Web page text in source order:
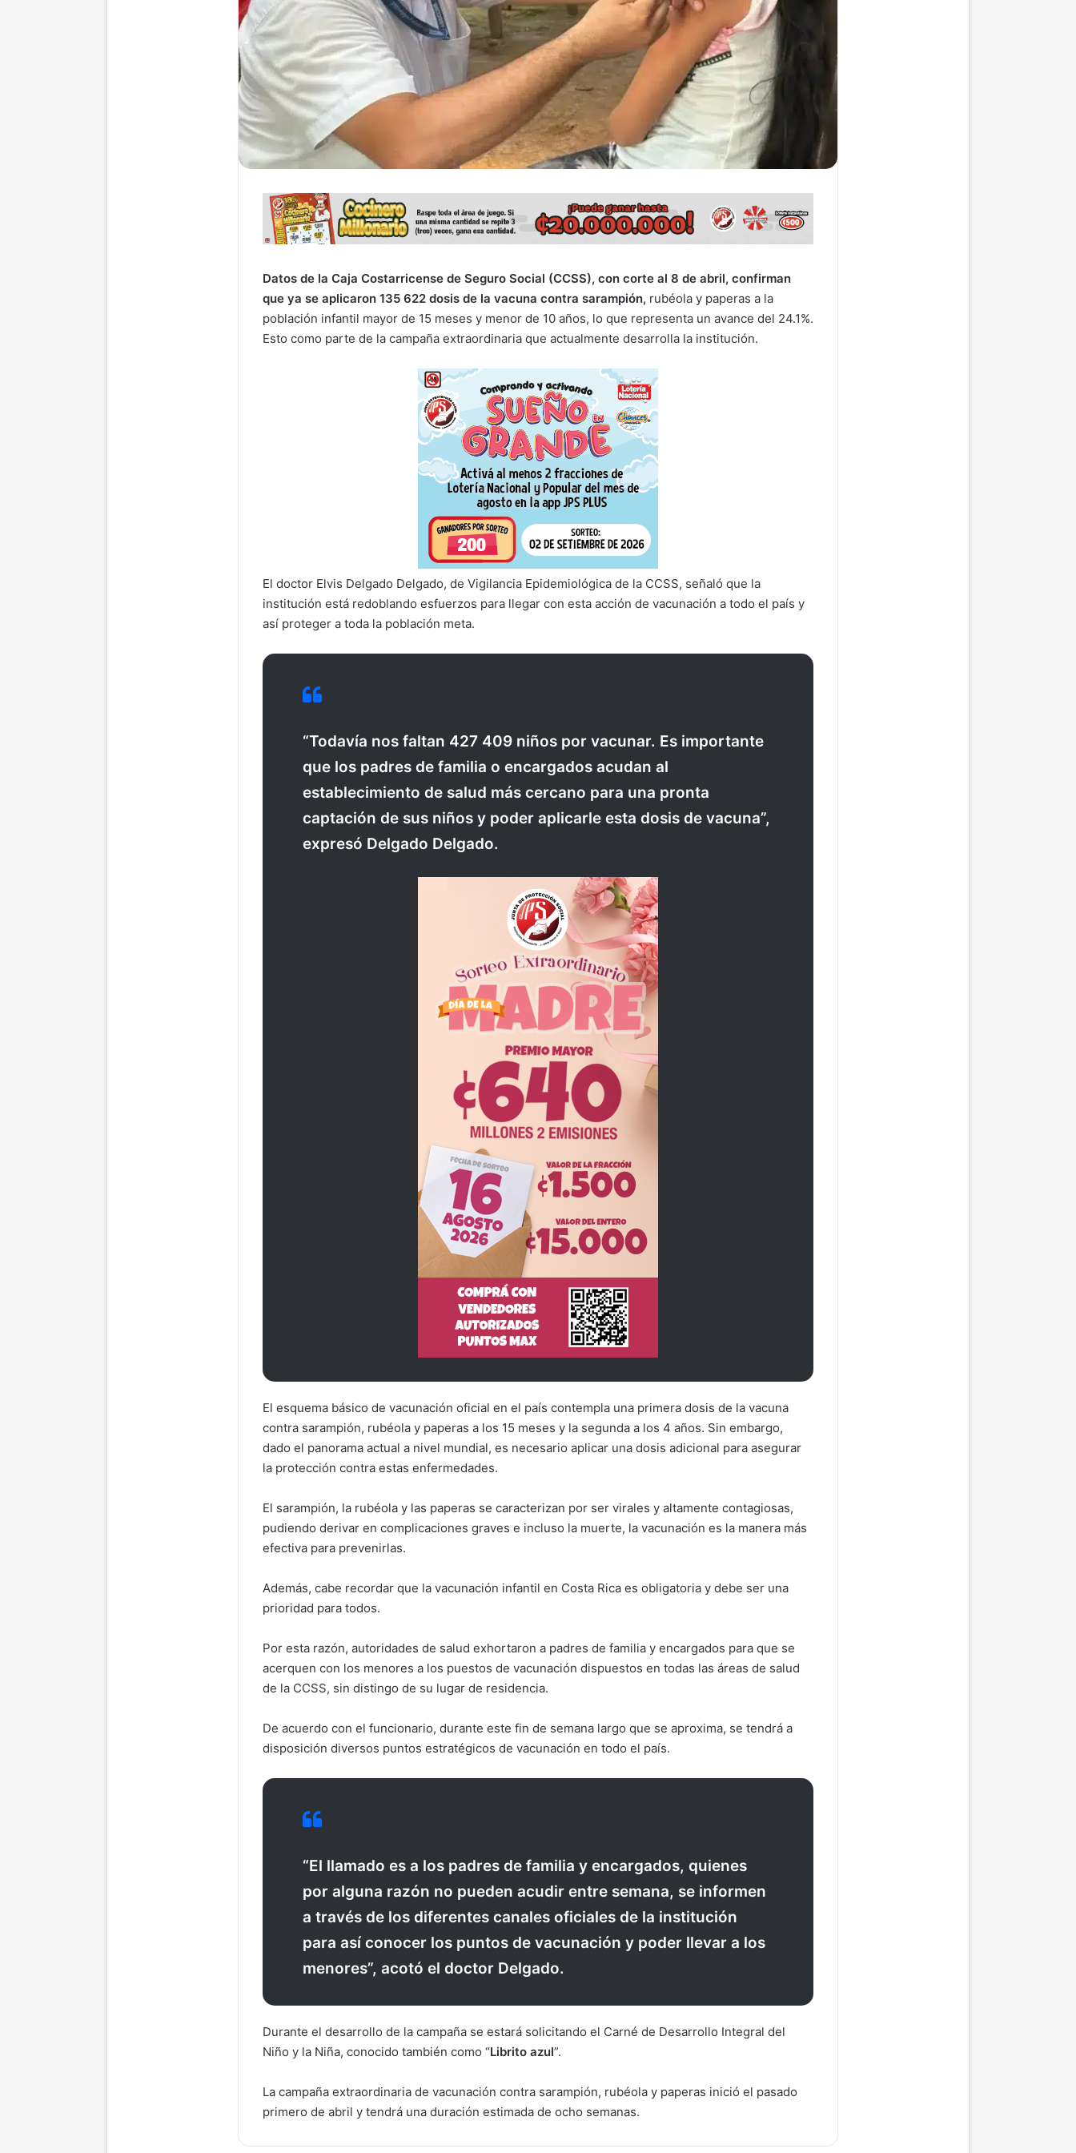
Datos de la Caja Costarricense de Seguro Social (CCSS), con corte al 8 de abril, confirman
que ya se aplicaron 135 622 dosis de la vacuna contra sarampión, rubéola y paperas a la
población infantil mayor de 15 meses y menor de 10 años, lo que representa un avance del 24.1%.
Esto como parte de la campaña extraordinaria que actualmente desarrolla la institución.
El doctor Elvis Delgado Delgado, de Vigilancia Epidemiológica de la CCSS, señaló que la
institución está redoblando esfuerzos para llegar con esta acción de vacunación a todo el país y
así proteger a toda la población meta.
“Todavía nos faltan 427 409 niños por vacunar. Es importante
que los padres de familia o encargados acudan al
establecimiento de salud más cercano para una pronta
captación de sus niños y poder aplicarle esta dosis de vacuna”,
expresó Delgado Delgado.
El esquema básico de vacunación oficial en el país contempla una primera dosis de la vacuna
contra sarampión, rubéola y paperas a los 15 meses y la segunda a los 4 años. Sin embargo,
dado el panorama actual a nivel mundial, es necesario aplicar una dosis adicional para asegurar
la protección contra estas enfermedades.
El sarampión, la rubéola y las paperas se caracterizan por ser virales y altamente contagiosas,
pudiendo derivar en complicaciones graves e incluso la muerte, la vacunación es la manera más
efectiva para prevenirlas.
Además, cabe recordar que la vacunación infantil en Costa Rica es obligatoria y debe ser una
prioridad para todos.
Por esta razón, autoridades de salud exhortaron a padres de familia y encargados para que se
acerquen con los menores a los puestos de vacunación dispuestos en todas las áreas de salud
de la CCSS, sin distingo de su lugar de residencia.
De acuerdo con el funcionario, durante este fin de semana largo que se aproxima, se tendrá a
disposición diversos puntos estratégicos de vacunación en todo el país.
“El llamado es a los padres de familia y encargados, quienes
por alguna razón no pueden acudir entre semana, se informen
a través de los diferentes canales oficiales de la institución
para así conocer los puntos de vacunación y poder llevar a los
menores”, acotó el doctor Delgado.
Durante el desarrollo de la campaña se estará solicitando el Carné de Desarrollo Integral del
Niño y la Niña, conocido también como “Librito azul”.
La campaña extraordinaria de vacunación contra sarampión, rubéola y paperas inició el pasado
primero de abril y tendrá una duración estimada de ocho semanas.